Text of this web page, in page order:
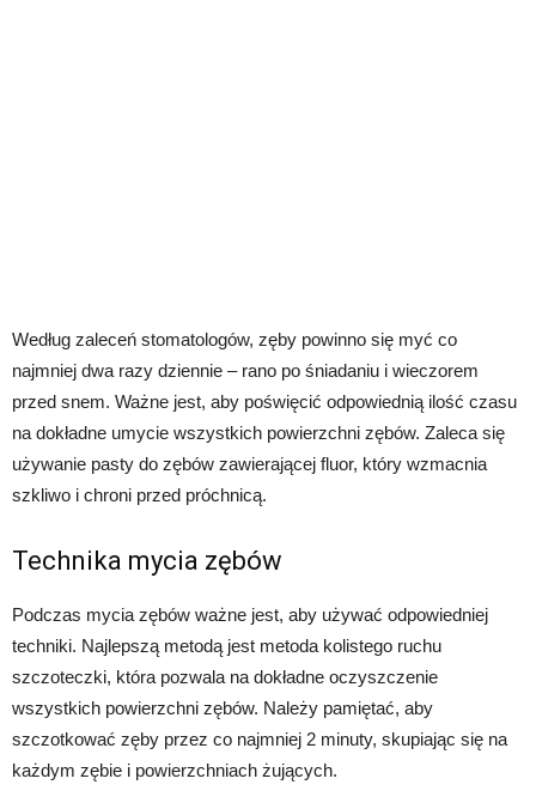
Według zaleceń stomatologów, zęby powinno się myć co
najmniej dwa razy dziennie – rano po śniadaniu i wieczorem
przed snem. Ważne jest, aby poświęcić odpowiednią ilość czasu
na dokładne umycie wszystkich powierzchni zębów. Zaleca się
używanie pasty do zębów zawierającej fluor, który wzmacnia
szkliwo i chroni przed próchnicą.
Technika mycia zębów
Podczas mycia zębów ważne jest, aby używać odpowiedniej
techniki. Najlepszą metodą jest metoda kolistego ruchu
szczoteczki, która pozwala na dokładne oczyszczenie
wszystkich powierzchni zębów. Należy pamiętać, aby
szczotkować zęby przez co najmniej 2 minuty, skupiając się na
każdym zębie i powierzchniach żujących.